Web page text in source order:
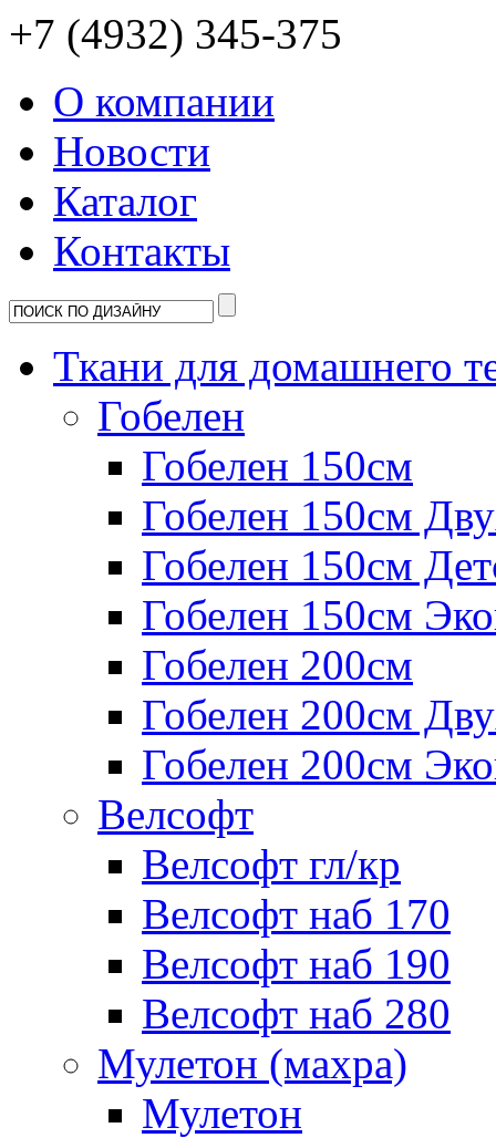
+7 (4932) 345-375
О компании
Новости
Каталог
Контакты
Ткани для домашнего
Гобелен
Гобелен 150см
Гобелен 150см
Гобелен 150см
Гобелен 150см
Гобелен 200см
Гобелен 200см
Гобелен 200см
Велсофт
Велсофт гл/кр
Велсофт наб 170
Велсофт наб 190
Велсофт наб 280
Мулетон (махра)
Мулетон